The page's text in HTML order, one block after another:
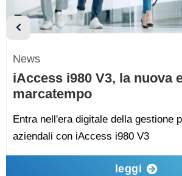
News
iAccess i980 V3, la nuova
marcatempo
Entra nell'era digitale della gestione
aziendali con iAccess i980 V3
leggi